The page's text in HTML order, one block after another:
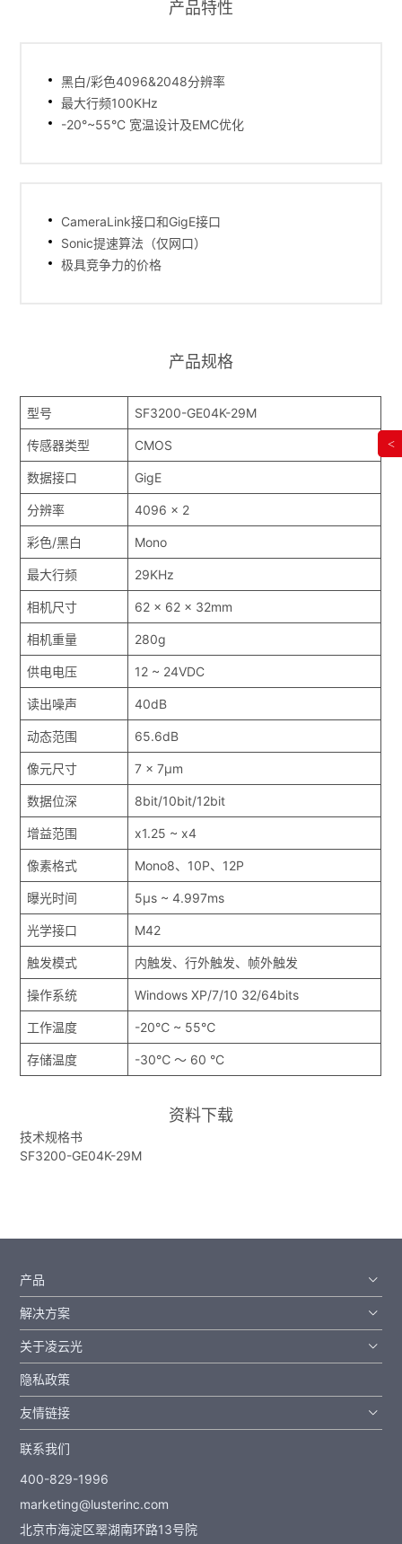
产品特性
黑白/彩色4096&2048分辨率
最大行频100KHz
-20°~55°C 宽温设计及EMC优化
CameraLink接口和GigE接口
Sonic提速算法（仅网口）
极具竞争力的价格
产品规格
型号 SF3200-GE04K-29M
传感器类型 CMOS
数据接口 GigE
分辨率 4096 x 2
彩色/黑白 Mono
最大行频 29KHz
相机尺寸 62 x 62 x 32mm
相机重量 280g
供电电压 12 ~ 24VDC
读出噪声 40dB
动态范围 65.6dB
像元尺寸 7 x 7μm
数据位深 8bit/10bit/12bit
增益范围 x1.25 ~ x4
像素格式 Mono8、10P、12P
曝光时间 5μs ~ 4.997ms
光学接口 M42
触发模式 内触发、行外触发、帧外触发
操作系统 Windows XP/7/10 32/64bits
工作温度 -20℃ ~ 55℃
存储温度 -30℃ ～ 60 °C
资料下载
技术规格书
SF3200-GE04K-29M
产品
解决方案
关于凌云光
隐私政策
友情链接
联系我们
400-829-1996
marketing@lusterinc.com
北京市海淀区翠湖南环路13号院
<